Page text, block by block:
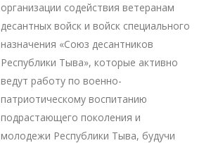
организации содействия ветеранам
десантных войск и войск специального
назначения «Союз десантников
Республики Тыва», которые активно
ведут работу по военно-
патриотическому воспитанию
подрастающего поколения и
молодежи Республики Тыва, будучи